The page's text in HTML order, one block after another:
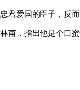
君爱国的臣子，反
甫，指出他是个口